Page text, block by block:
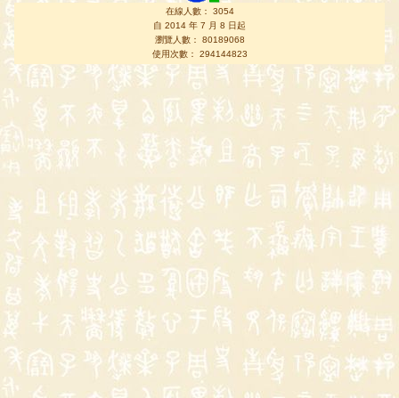
在線人數： 3054
自 2014 年 7 月 8 日起
瀏覽人數： 80189068
使用次數： 294144823